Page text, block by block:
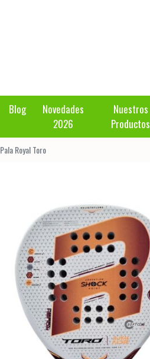
Blog
Novedades
2026
Nuestros
Productos
Pala Royal Toro